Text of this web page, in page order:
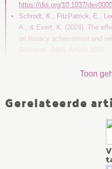
https://doi.org/10.1037/
Schrodt, K., FitzPatrick, E.,
A., & Evert, K. (2024). The
on literacy achievement and
Sciences, 14 (9), Article 1020.
Snow, P. C. (2021). SOLAR:
Treiman, R., Cardoso-Martins,
Toon
Gerelateerde